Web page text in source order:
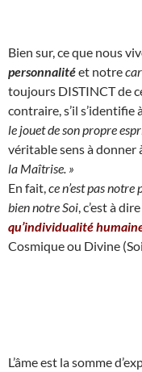
Bien sur, ce que nous
personnalitéet notre
toujours DISTINCT de
contraire, s’il s’identifie
le jouet de son propre
véritable sens à donner
la Maîtrise. »
En fait, ce n’est pas
bien notre Soi , c’est à dire
qu’individualité
Cosmique ou Divine
L’âme est la somme